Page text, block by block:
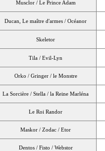
Musclor / Le Prince Adam
Ducan, Le maître d'armes / Océanor
Skeletor
Tila / Evil-Lyn
Orko / Gringer / le Monstre
La Sorcière / Stella / la Reine Marléna
Le Roi Randor
Maskor / Zodac / Etor
Dentos / Fisto / Webstor